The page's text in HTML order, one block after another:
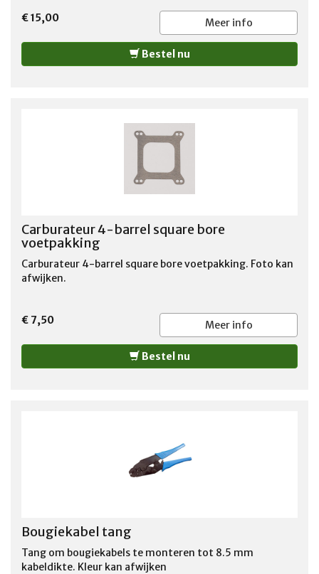
€ 15,00 Meer info
Bestel nu
Carburateur 4-barrel square bore
voetpakking
Carburateur 4-barrel square bore voetpakking. Foto kan
afwijken.
€ 7,50 Meer info
Bestel nu
Bougiekabel tang
Tang om bougiekabels te monteren tot 8.5 mm
kabeldikte. Kleur kan afwijken